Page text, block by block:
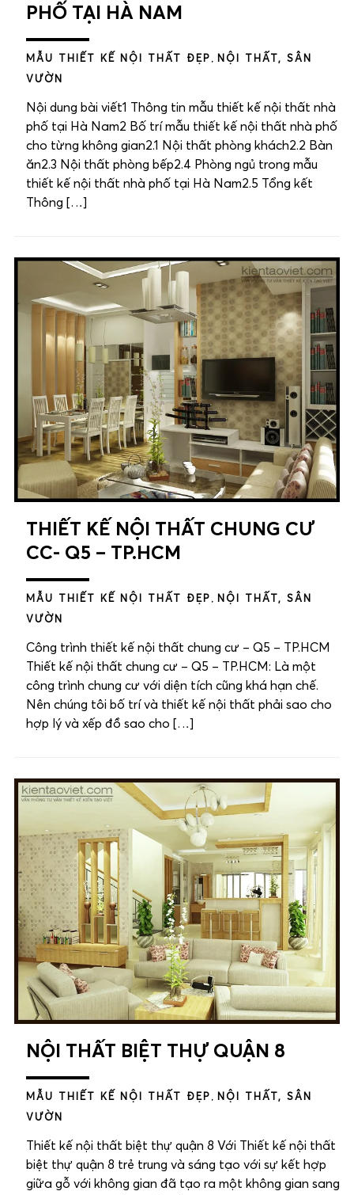
PHỐ TẠI HÀ NAM
MẪU THIẾT KẾ NỘI THẤT ĐẸP , NỘI THẤT, SÂN
VƯỜN
Nội dung bài viết1 Thông tin mẫu thiết kế nội thất nhà
phố tại Hà Nam2 Bố trí mẫu thiết kế nội thất nhà phố
cho từng không gian2.1 Nội thất phòng khách2.2 Bàn
ăn2.3 Nội thất phòng bếp2.4 Phòng ngủ trong mẫu
thiết kế nội thất nhà phố tại Hà Nam2.5 Tổng kết
Thông […]
THIẾT KẾ NỘI THẤT CHUNG CƯ
CC- Q5 – TP.HCM
MẪU THIẾT KẾ NỘI THẤT ĐẸP , NỘI THẤT, SÂN
VƯỜN
Công trình thiết kế nội thất chung cư – Q5 – TP.HCM
Thiết kế nội thất chung cư – Q5 – TP.HCM: Là một
công trình chung cư với diện tích cũng khá hạn chế.
Nên chúng tôi bố trí và thiết kế nội thất phải sao cho
hợp lý và xếp đồ sao cho […]
NỘI THẤT BIỆT THỰ QUẬN 8
MẪU THIẾT KẾ NỘI THẤT ĐẸP , NỘI THẤT, SÂN
VƯỜN
Thiết kế nội thất biệt thự quận 8 Với Thiết kế nội thất
biệt thự quận 8 trẻ trung và sáng tạo với sự kết hợp
giữa gỗ với không gian đã tạo ra một không gian sang